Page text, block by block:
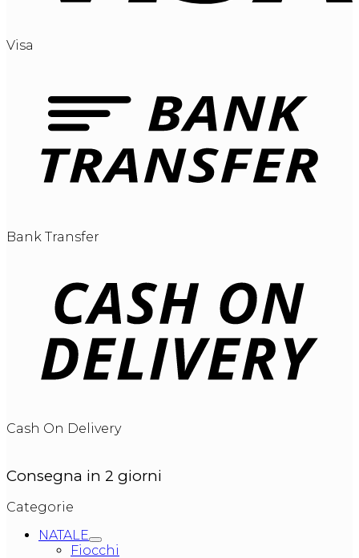
Visa
Bank Transfer
Cash On Delivery
Consegna in 2 giorni
Categorie
NATALE
Fiocchi